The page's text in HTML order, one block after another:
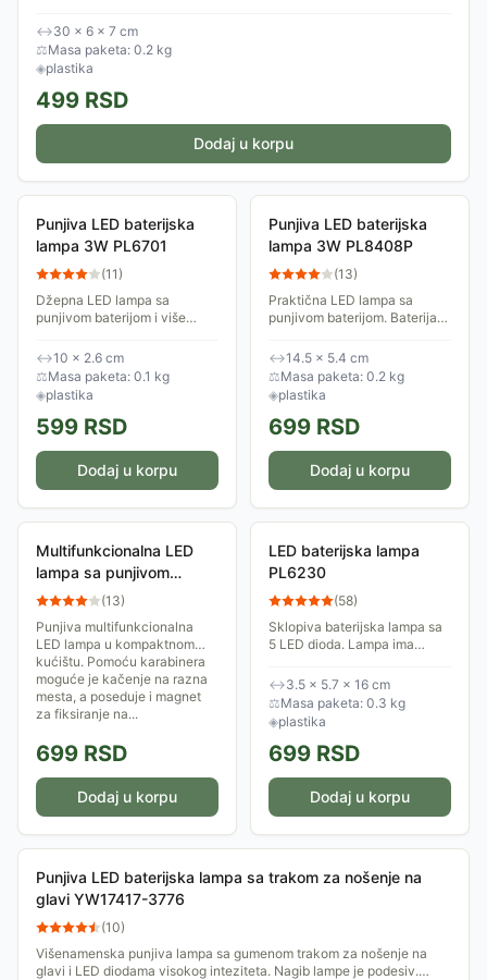
↔30 × 6 × 7 cm
⚖Masa paketa: 0.2 kg
◈plastika
499 RSD
Dodaj u korpu
Punjiva LED baterijska
lampa 3W PL6701
(11)
Džepna LED lampa sa
punjivom baterijom i više
preko USB priključka (punjač
nije deo kompleta).
↔10 × 2.6 cm
⚖Masa paketa: 0.1 kg
◈plastika
599 RSD
Dodaj u korpu
Punjiva LED baterijska
lampa 3W PL8408P
(13)
Praktična LED lampa sa
punjivom baterijom. Baterija
(punjač nije deo kompleta).
Ova lampa ima 4 različita
režima rada.
↔14.5 × 5.4 cm
⚖Masa paketa: 0.2 kg
◈plastika
699 RSD
Dodaj u korpu
Multifunkcionalna LED
lampa sa punjivom
baterijom 6W Prosto
(13)
Punjiva multifunkcionalna
LED lampa u kompaktnom
kućištu. Pomoću karabinera
moguće je kačenje na razna
mesta, a poseduje i magnet
za fiksiranje na...
699 RSD
Dodaj u korpu
LED baterijska lampa
PL6230
(58)
Sklopiva baterijska lampa sa
5 LED dioda. Lampa ima
magnetom. Za rad ove lampe
potrebne su tri AA baterije od
po 1.5V.
↔3.5 × 5.7 × 16 cm
⚖Masa paketa: 0.3 kg
◈plastika
699 RSD
Dodaj u korpu
Punjiva LED baterijska lampa sa trakom za nošenje na
glavi YW17417-3776
(10)
Višenamenska punjiva lampa sa gumenom trakom za nošenje na
glavi i LED diodama visokog inteziteta. Nagib lampe je podesiv.